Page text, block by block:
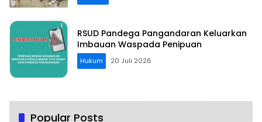
RSUD Pandega Pangandaran Keluarkan
Imbauan Waspada Penipuan
Hukum 20 Juli 2026
Popular Posts